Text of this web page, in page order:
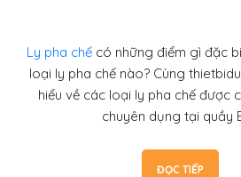
Ly pha chế có những điểm gì đặc
loại ly pha chế nào? Cùng
hiểu về các loại ly pha chế được
chuyên dụng tại quầy
ĐỌC TIẾP